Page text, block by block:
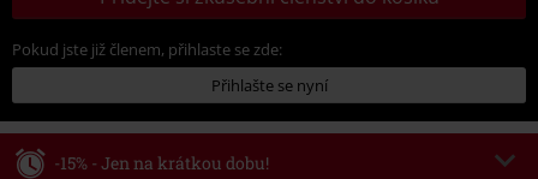
Pokud jste již členem, přihlaste se zde:
Přihlašte se nyní
-15% - Jen na krátkou dobu!